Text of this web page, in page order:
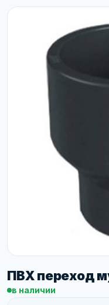
ПВХ переход
в наличии